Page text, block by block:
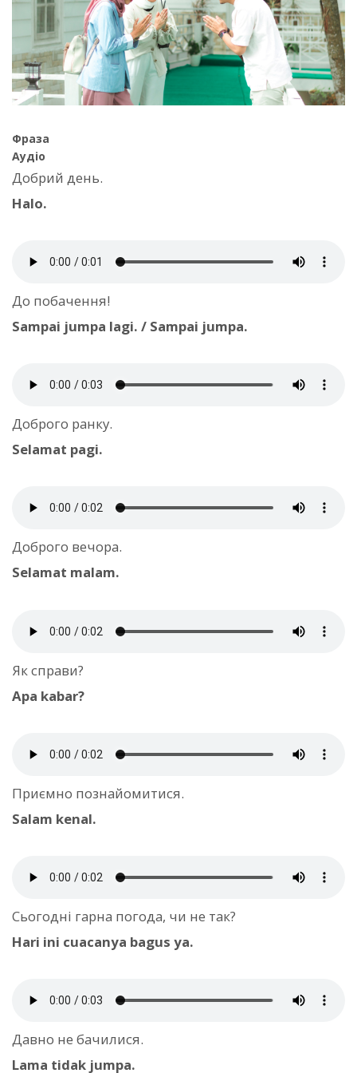
Фраза
Аудіо
Добрий день.
Halo.
До побачення!
Sampai jumpa lagi. / Sampai jumpa.
Доброго ранку.
Selamat pagi.
Доброго вечора.
Selamat malam.
Як справи?
Apa kabar?
Приємно познайомитися.
Salam kenal.
Сьогодні гарна погода, чи не так?
Hari ini cuacanya bagus ya.
Давно не бачилися.
Lama tidak jumpa.